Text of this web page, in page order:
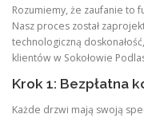
Rozumiemy, że zaufanie to
Nasz proces został
technologiczną
klientów w Sokołowie
Krok 1: Bezpłatna
Każde drzwi mają swoją